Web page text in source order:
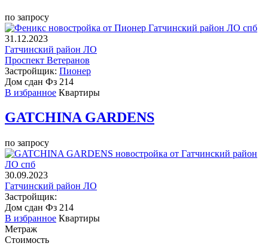
по запросу
31.12.2023
Гатчинский район ЛО
Проспект Ветеранов
Застройщик: Пионер
Дом сдан Фз 214
В избранное Квартиры
GATCHINA GARDENS
по запросу
30.09.2023
Гатчинский район ЛО
Застройщик:
Дом сдан Фз 214
В избранное Квартиры
Метраж
Стоимость